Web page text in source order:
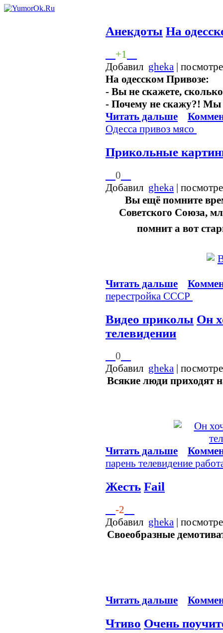
Анекдоты На
+1
Добавил gheka |
На одесском Привозе:
- Вы не скажете,
- Почему не скажу?! Мы
Читать дальше
Одесса привоз мясо
Прикольные
0
Добавил gheka |
Вы ещё помните
Советского Союза,
помнит а вот
Читать дальше
перестройка СССР
Видео приколы Он
телевидении
0
Добавил gheka |
Всякие люди приходят
Читать дальше
парень телевидение
Жесть Fail
-2
Добавил gheka |
Своеобразные
Читать дальше
Чтиво Очень